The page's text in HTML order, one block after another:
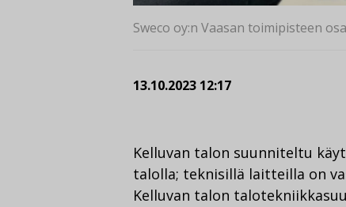
Sweco oy:n Vaasan toimipisteen
13.10.2023 12:17
Kelluvan talon suunniteltu
talolla; teknisillä laitteilla on
Kelluvan talon